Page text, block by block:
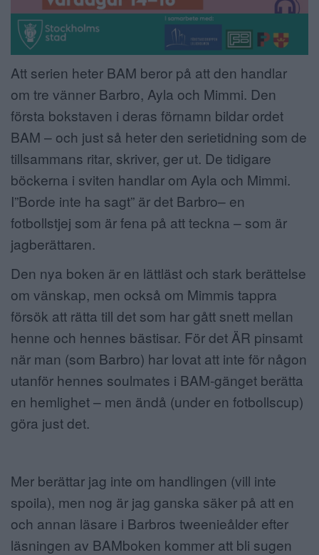
Att serien heter BAM beror på att den handlar
om tre vänner Barbro, Ayla och Mimmi. Den
första bokstaven i deras förnamn bildar ordet
BAM – och just så heter den serietidning som de
tillsammans ritar, skriver, ger ut. De tidigare
böckerna i sviten handlar om Ayla och Mimmi.
I”Borde inte ha sagt” är det Barbro– en
fotbollstjej som är fena på att teckna – som är
jagberättaren.
Den nya boken är en lättläst och stark berättelse
om vänskap, men också om Mimmis tappra
försök att rätta till det som har gått snett mellan
henne och hennes bästisar. För det ÄR pinsamt
när man (som Barbro) har lovat att inte för någon
utanför hennes soulmates i BAM-gänget berätta
en hemlighet – men ändå (under en fotbollscup)
göra just det.
Mer berättar jag inte om handlingen (vill inte
spoila), men nog är jag ganska säker på att en
och annan läsare i Barbros tweenieålder efter
läsningen av BAMboken kommer att bli sugen